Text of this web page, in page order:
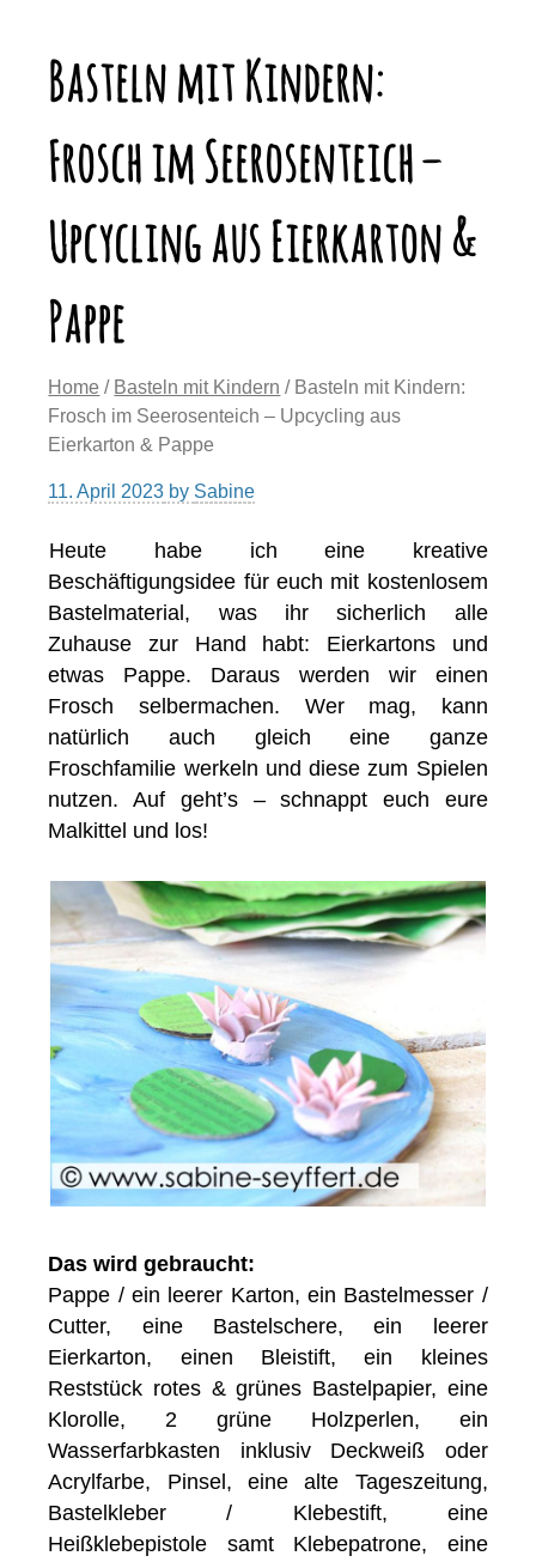
Basteln mit Kindern:
Frosch im Seerosenteich –
Upcycling aus Eierkarton &
Pappe
Home / Basteln mit Kindern / Basteln mit Kindern:
Frosch im Seerosenteich – Upcycling aus
Eierkarton & Pappe
11. April 2023 by Sabine
Heute habe ich eine kreative
Beschäftigungsidee für euch mit kostenlosem
Bastelmaterial, was ihr sicherlich alle
Zuhause zur Hand habt: Eierkartons und
etwas Pappe. Daraus werden wir einen
Frosch selbermachen. Wer mag, kann
natürlich auch gleich eine ganze
Froschfamilie werkeln und diese zum Spielen
nutzen. Auf geht’s – schnappt euch eure
Malkittel und los!
Das wird gebraucht:
Pappe / ein leerer Karton, ein Bastelmesser /
Cutter, eine Bastelschere, ein leerer
Eierkarton, einen Bleistift, ein kleines
Reststück rotes & grünes Bastelpapier, eine
Klorolle, 2 grüne Holzperlen, ein
Wasserfarbkasten inklusiv Deckweiß oder
Acrylfarbe, Pinsel, eine alte Tageszeitung,
Bastelkleber / Klebestift, eine
Heißklebepistole samt Klebepatrone, eine